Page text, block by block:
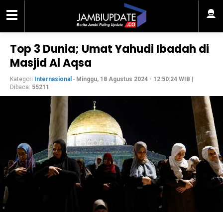
Top 3 Dunia; Umat Yahudi Ibadah di
Masjid Al Aqsa
Kategori Internasional - Minggu, 18 Agustus 2024 - 12:50:24 WIB
Dibaca: 55211